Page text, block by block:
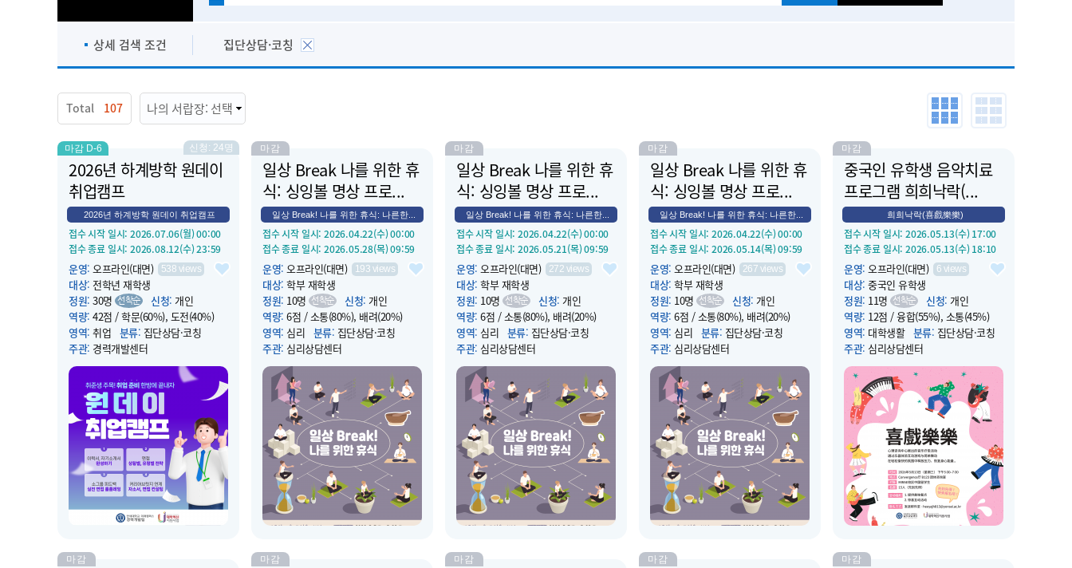
상세 검색 조건 집단상담·코칭
Total 107
신청: 24명
마감 D-6
2026년 하계방학 원데이
취업캠프
2026년 하계방학 원데이 취업캠프
접수 시작 일시: 2026.07.06(월) 00:00
접수 종료 일시: 2026.08.12(수) 23:59
운영: 오프라인(대면) 538 views
대상: 전학년 재학생
정원: 30명 선착순 신청: 개인
역량: 42점 / 학문(60%), 도전(40%)
영역: 취업 분류: 집단상담·코칭
주관: 경력개발센터
운영 시작 일시
: 2026.08.19(수) 10:00
운영 종료 일시: 2026.08.19(수) 18:00
장소:컨버전스홀 302호
소개:⌜하계방학 원데이 취업캠프」 프
로그램은 채용전형의 핵심 과정인 입사
서류 작성과 면접 준비를 하루 동안 집
중적으로 학습하는 취업지원 프로그램
이다. 입사서류 작성 특강 및 피드백,
면접 전략 교육, 실전 모의면접과 개별
피드백을 통해 학생들의 채용 전...
마감
일상 Break 나를 위한 휴
식: 싱잉볼 명상 프로...
일상 Break! 나를 위한 휴식: 나른한...
접수 시작 일시: 2026.04.22(수) 00:00
접수 종료 일시: 2026.05.28(목) 09:59
운영: 오프라인(대면) 193 views
대상: 학부 재학생
정원: 10명 선착순 신청: 개인
역량: 6점 / 소통(80%), 배려(20%)
영역: 심리 분류: 집단상담·코칭
주관: 심리상담센터
운영 시작 일시
: 2026.05.28(목) 12:00
운영 종료 일시: 2026.05.28(목) 13:00
장소 :컨버전스홀 B124
소개:점심시간 휴식같은 싱잉볼 명상
으로 나른한 오후에 힘을 더해 드립니
다.
마감
일상 Break 나를 위한 휴
식: 싱잉볼 명상 프로...
일상 Break! 나를 위한 휴식: 나른한...
접수 시작 일시: 2026.04.22(수) 00:00
접수 종료 일시: 2026.05.21(목) 09:59
운영: 오프라인(대면) 272 views
대상: 학부 재학생
정원: 10명 선착순 신청: 개인
역량: 6점 / 소통(80%), 배려(20%)
영역: 심리 분류: 집단상담·코칭
주관: 심리상담센터
운영 시작 일시
: 2026.05.21(목) 12:00
운영 종료 일시: 2026.05.21(목) 13:00
장소 :컨버전스홀 B124
소개:점심시간 휴식같은 싱잉볼 명상
으로 나른한 오후에 힘을 더해 드립니
다.
마감
일상 Break 나를 위한 휴
식: 싱잉볼 명상 프로...
일상 Break! 나를 위한 휴식: 나른한...
접수 시작 일시: 2026.04.22(수) 00:00
접수 종료 일시: 2026.05.14(목) 09:59
운영: 오프라인(대면) 267 views
대상: 학부 재학생
정원: 10명 선착순 신청: 개인
역량: 6점 / 소통(80%), 배려(20%)
영역: 심리 분류: 집단상담·코칭
주관: 심리상담센터
운영 시작 일시
: 2026.05.14(목) 12:00
운영 종료 일시: 2026.05.14(목) 13:00
장소 :컨버전스홀 B124
소개:점심시간 휴식같은 싱잉볼 명상
으로 나른한 오후에 힘을 더해 드립니
다.
마감
중국인 유학생 음악치료
프로그램 희희낙락(...
희희낙락(喜戲樂樂)
접수 시작 일시: 2026.05.13(수) 17:00
접수 종료 일시: 2026.05.13(수) 18:10
운영: 오프라인(대면) 6 views
대상: 중국인 유학생
정원: 11명 선착순 신청: 개인
역량: 12점 / 융합(55%), 소통(45%)
영역: 대학생활 분류: 집단상담·코칭
주관: 심리상담센터
운영 시작 일시
: 2026.05.13(수) 17:30
운영 종료 일시: 2026.05.13(수) 19:30
장소:컨버전스홀 B123
소개:심리상담센터에서 제공하는 ‘喜
戲樂樂’ 음악치료 프로그램은 악기를
활용한 다양한 게임과 댄스를 통해 즐
겁게 놀면서 스트레스는 날리고, 에너
지를 채우는 프로그램입니다.
마감 마감 마감 마감 마감